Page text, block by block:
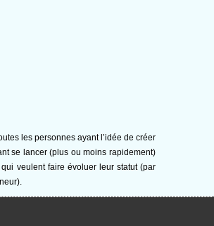
les personnes ayant l’idée de créer
se lancer (plus ou moins rapidement)
veulent faire évoluer leur statut (par